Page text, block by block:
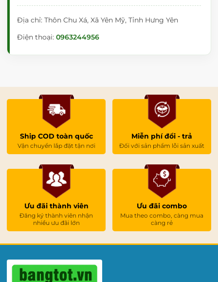
Địa chỉ: Thôn Chu Xá, Xã Yên Mỹ, Tỉnh Hưng Yên
Điện thoại: 0963244956
Ship COD toàn quốc
Vận chuyển lắp đặt tận nơi
Miễn phí đổi - trả
Đối với sản phẩm lỗi sản xuất
Ưu đãi thành viên
Đăng ký thành viên nhận
nhiều ưu đãi lớn
Ưu đãi combo
Mua theo combo, càng mua
càng rẻ